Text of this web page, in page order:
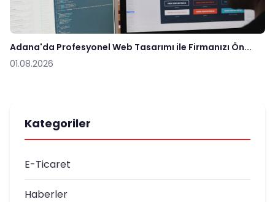
Adana'da Profesyonel Web Tasarımı ile Firmanızı Ön...
01.08.2026
Kategoriler
E-Ticaret
Haberler